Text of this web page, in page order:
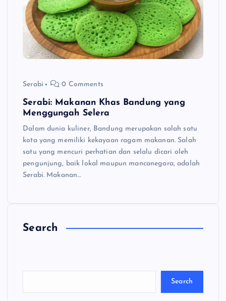
Serabi 0 Comments
Serabi: Makanan Khas Bandung yang
Menggungah Selera
Dalam dunia kuliner, Bandung merupakan salah satu
kota yang memiliki kekayaan ragam makanan. Salah
satu yang mencuri perhatian dan selalu dicari oleh
pengunjung, baik lokal maupun mancanegara, adalah
Serabi. Makanan…
Search
Search